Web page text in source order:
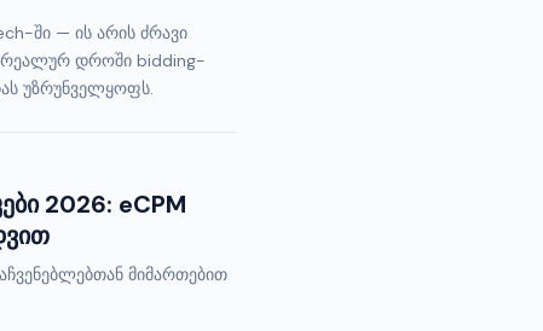
ში — ის არის ძრავი
რეალურ დროში bidding-
უზრუნველყოფს.
2026: eCPM
მიმართებით